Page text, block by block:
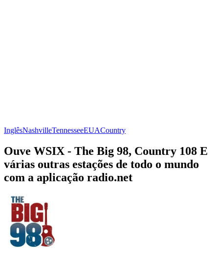
InglêsNashvilleTennesseeEUACountry
Ouve WSIX - The Big 98, Country 108 E
várias outras estações de todo o mundo
com a aplicação radio.net